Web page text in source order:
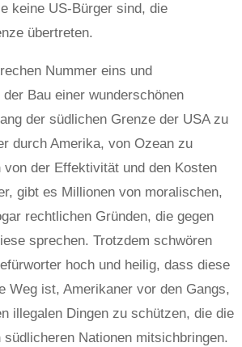
keine US-Bürger sind, die
übertreten.
Nummer eins und
Bau einer wunderschönen
der südlichen Grenze der USA zu
durch Amerika, von Ozean zu
von der Effektivität und den Kosten
gibt es Millionen von moralischen,
rechtlichen Gründen, die gegen
sprechen. Trotzdem schwören
hoch und heilig, dass diese
Weg ist, Amerikaner vor den Gangs,
illegalen Dingen zu schützen, die die
südlicheren Nationen mitsichbringen.